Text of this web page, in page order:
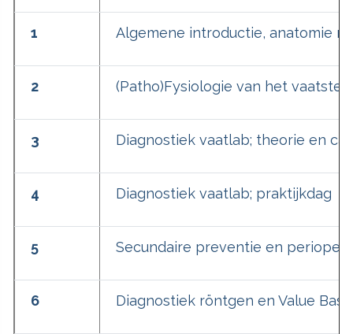
1 Algemene introductie, anatomie
2 (Patho)Fysiologie van het
3 Diagnostiek vaatlab; theorie en
4 Diagnostiek vaatlab; praktijkdag
5 Secundaire preventie en
6 Diagnostiek röntgen en Value